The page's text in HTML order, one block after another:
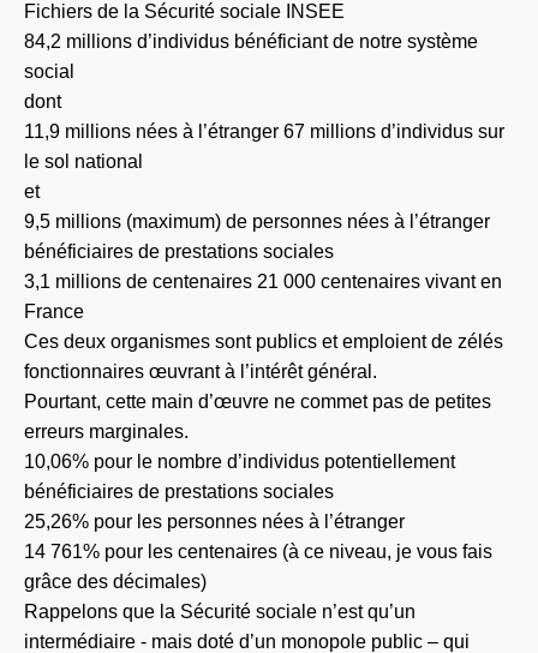
Fichiers de la Sécurité sociale INSEE
84,2 millions d’individus bénéficiant de notre système
social
dont
11,9 millions nées à l’étranger 67 millions d’individus sur
le sol national
et
9,5 millions (maximum) de personnes nées à l’étranger
bénéficiaires de prestations sociales
3,1 millions de centenaires 21 000 centenaires vivant en
France
Ces deux organismes sont publics et emploient de zélés
fonctionnaires œuvrant à l’intérêt général.
Pourtant, cette main d’œuvre ne commet pas de petites
erreurs marginales.
10,06% pour le nombre d’individus potentiellement
bénéficiaires de prestations sociales
25,26% pour les personnes nées à l’étranger
14 761% pour les centenaires (à ce niveau, je vous fais
grâce des décimales)
Rappelons que la Sécurité sociale n’est qu’un
intermédiaire - mais doté d’un monopole public – qui